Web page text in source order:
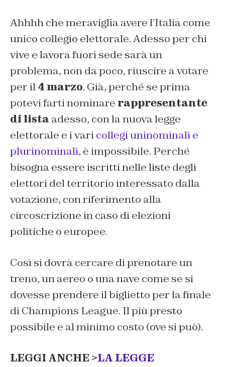
Ahhhh che meraviglia avere l’Italia come
unico collegio elettorale. Adesso per chi
vive e lavora fuori sede sarà un
problema, non da poco, riuscire a votare
per il4 marzo. Già, perché se prima
potevi farti nominare rappresentante
di lista adesso, con la nuova legge
elettorale e i varicollegi uninominali e
plurinominali, è impossibile. Perché
bisogna essere iscritti nelle liste degli
elettori del territorio interessato dalla
votazione, con riferimento alla
circoscrizione in caso di elezioni
politiche o europee.
Così si dovrà cercare di prenotare un
treno, un aereo o una nave come se si
dovesse prendere il biglietto per la finale
di Champions League. Il più presto
possibile e al minimo costo (ove si può).
LEGGI ANCHE >LA LEGGE